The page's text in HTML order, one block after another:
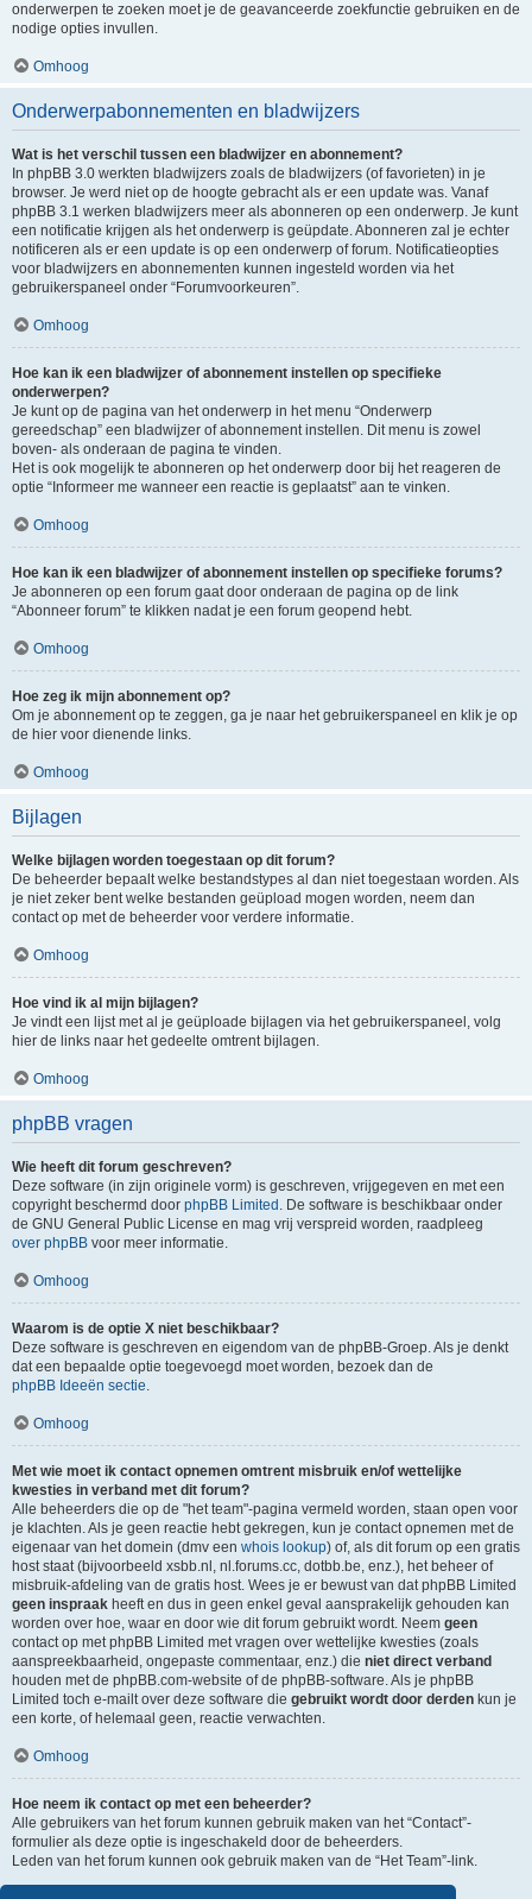
onderwerpen te zoeken moet je de geavanceerde zoekfunctie gebruiken en de
nodige opties invullen.
Omhoog
Onderwerpabonnementen en bladwijzers
Wat is het verschil tussen een bladwijzer en abonnement?
In phpBB 3.0 werkten bladwijzers zoals de bladwijzers (of favorieten) in je
browser. Je werd niet op de hoogte gebracht als er een update was. Vanaf
phpBB 3.1 werken bladwijzers meer als abonneren op een onderwerp. Je kunt
een notificatie krijgen als het onderwerp is geüpdate. Abonneren zal je echter
notificeren als er een update is op een onderwerp of forum. Notificatieopties
voor bladwijzers en abonnementen kunnen ingesteld worden via het
gebruikerspaneel onder “Forumvoorkeuren”.
Omhoog
Hoe kan ik een bladwijzer of abonnement instellen op specifieke
onderwerpen?
Je kunt op de pagina van het onderwerp in het menu “Onderwerp
gereedschap” een bladwijzer of abonnement instellen. Dit menu is zowel
boven- als onderaan de pagina te vinden.
Het is ook mogelijk te abonneren op het onderwerp door bij het reageren de
optie “Informeer me wanneer een reactie is geplaatst” aan te vinken.
Omhoog
Hoe kan ik een bladwijzer of abonnement instellen op specifieke forums?
Je abonneren op een forum gaat door onderaan de pagina op de link
“Abonneer forum” te klikken nadat je een forum geopend hebt.
Omhoog
Hoe zeg ik mijn abonnement op?
Om je abonnement op te zeggen, ga je naar het gebruikerspaneel en klik je op
de hier voor dienende links.
Omhoog
Bijlagen
Welke bijlagen worden toegestaan op dit forum?
De beheerder bepaalt welke bestandstypes al dan niet toegestaan worden. Als
je niet zeker bent welke bestanden geüpload mogen worden, neem dan
contact op met de beheerder voor verdere informatie.
Omhoog
Hoe vind ik al mijn bijlagen?
Je vindt een lijst met al je geüploade bijlagen via het gebruikerspaneel, volg
hier de links naar het gedeelte omtrent bijlagen.
Omhoog
phpBB vragen
Wie heeft dit forum geschreven?
Deze software (in zijn originele vorm) is geschreven, vrijgegeven en met een
copyright beschermd door phpBB Limited . De software is beschikbaar onder
de GNU General Public License en mag vrij verspreid worden, raadpleeg
over phpBB voor meer informatie.
Omhoog
Waarom is de optie X niet beschikbaar?
Deze software is geschreven en eigendom van de phpBB-Groep. Als je denkt
dat een bepaalde optie toegevoegd moet worden, bezoek dan de
phpBB Ideeën sectie.
Omhoog
Met wie moet ik contact opnemen omtrent misbruik en/of wettelijke
kwesties in verband met dit forum?
Alle beheerders die op de "het team"-pagina vermeld worden, staan open voor
je klachten. Als je geen reactie hebt gekregen, kun je contact opnemen met de
eigenaar van het domein (dmv een whois lookup) of, als dit forum op een gratis
host staat (bijvoorbeeld xsbb.nl, nl.forums.cc, dotbb.be, enz.), het beheer of
misbruik-afdeling van de gratis host. Wees je er bewust van dat phpBB Limited
geen inspraak heeft en dus in geen enkel geval aansprakelijk gehouden kan
worden over hoe, waar en door wie dit forum gebruikt wordt. Neem geen
contact op met phpBB Limited met vragen over wettelijke kwesties (zoals
aanspreekbaarheid, ongepaste commentaar, enz.) die niet direct verband
houden met de phpBB.com-website of de phpBB-software. Als je phpBB
Limited toch e-mailt over deze software die gebruikt wordt door derden kun je
een korte, of helemaal geen, reactie verwachten.
Omhoog
Hoe neem ik contact op met een beheerder?
Alle gebruikers van het forum kunnen gebruik maken van het “Contact”-
formulier als deze optie is ingeschakeld door de beheerders.
Leden van het forum kunnen ook gebruik maken van de “Het Team”-link.